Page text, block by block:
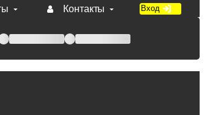
Контакты Вход